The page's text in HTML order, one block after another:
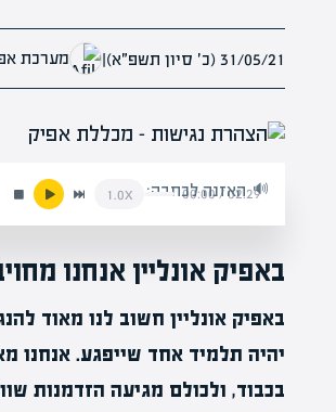
31/05/21 (כ׳ סיון תשפ״א) | מערכת
האזנה לכתבה:02:29
/
00:00
1.0x
באפיק אונליין אנחנו
באפיק אונליין חשוב לנו מאוד
יהיה תלמיד אחד שייפגע. אנחנו
בכבוד, ולכולם מגיעה הזדמנות